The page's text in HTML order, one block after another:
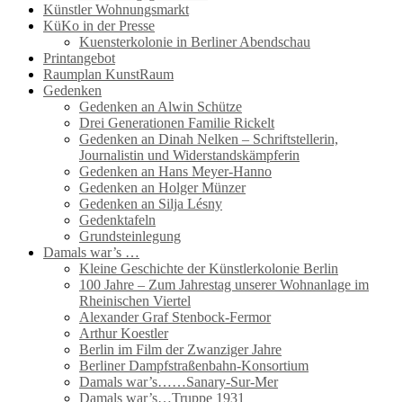
Künstler Wohnungsmarkt
KüKo in der Presse
Kuensterkolonie in Berliner Abendschau
Printangebot
Raumplan KunstRaum
Gedenken
Gedenken an Alwin Schütze
Drei Generationen Familie Rickelt
Gedenken an Dinah Nelken – Schriftstellerin,
Journalistin und Widerstandskämpferin
Gedenken an Hans Meyer-Hanno
Gedenken an Holger Münzer
Gedenken an Silja Lésny
Gedenktafeln
Grundsteinlegung
Damals war’s …
Kleine Geschichte der Künstlerkolonie Berlin
100 Jahre – Zum Jahrestag unserer Wohnanlage im
Rheinischen Viertel
Alexander Graf Stenbock-Fermor
Arthur Koestler
Berlin im Film der Zwanziger Jahre
Berliner Dampfstraßenbahn-Konsortium
Damals war’s……Sanary-Sur-Mer
Damals war’s…Truppe 1931